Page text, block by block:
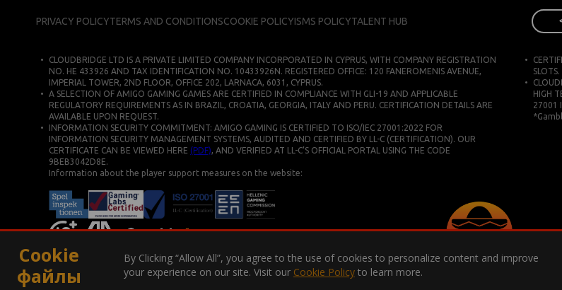
PRIVACY POLICYTERMS AND CONDITIONSCOOKIE POLICYISMS POLICYTALENT HUB
CLOUDBRIDGE LTD IS A PRIVATE LIMITED COMPANY INCORPORATED IN CYPRUS, WITH COMPANY REGISTRATION
NO. HE 433926 AND TAX IDENTIFICATION NO. 10433926N. REGISTERED OFFICE: 120 FANEROMENIS AVENUE,
IMPERIAL TOWER, 2ND FLOOR, OFFICE 202, LARNACA, 6031, CYPRUS.
A SELECTION OF AMIGO GAMING GAMES ARE CERTIFIED IN COMPLIANCE WITH GLI-19 AND APPLICABLE
REGULATORY REQUIREMENTS AS IN BRAZIL, CROATIA, GEORGIA, ITALY AND PERU. CERTIFICATION DETAILS ARE
AVAILABLE UPON REQUEST.
INFORMATION SECURITY COMMITMENT: AMIGO GAMING IS CERTIFIED TO ISO/IEC 27001:2022 FOR
INFORMATION SECURITY MANAGEMENT SYSTEMS, AUDITED AND CERTIFIED BY LL-C (CERTIFICATION). OUR
CERTIFICATE CAN BE VIEWED HERE (PDF), AND VERIFIED AT LL-C’S OFFICIAL PORTAL USING THE CODE
9BEB3042D8E.
SLOTS.
HIGH
27001
Information about the player support measures on the website:
COPYRIGHT © 2026. ВСЕ ПРАВА ЗАЩИЩЕНЫ
Cookie
файлы
By Clicking “Allow All”, you agree to the use of cookies to personalize content and improve
your experience on our site. Visit our Cookie Policyto learn more.